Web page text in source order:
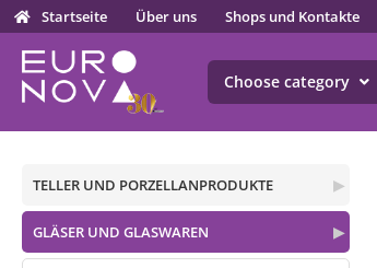
Startseite Über uns Shops und Kontakte
Choose category
▶
TELLER UND PORZELLANPRODUKTE
▶
GLÄSER UND GLASWAREN